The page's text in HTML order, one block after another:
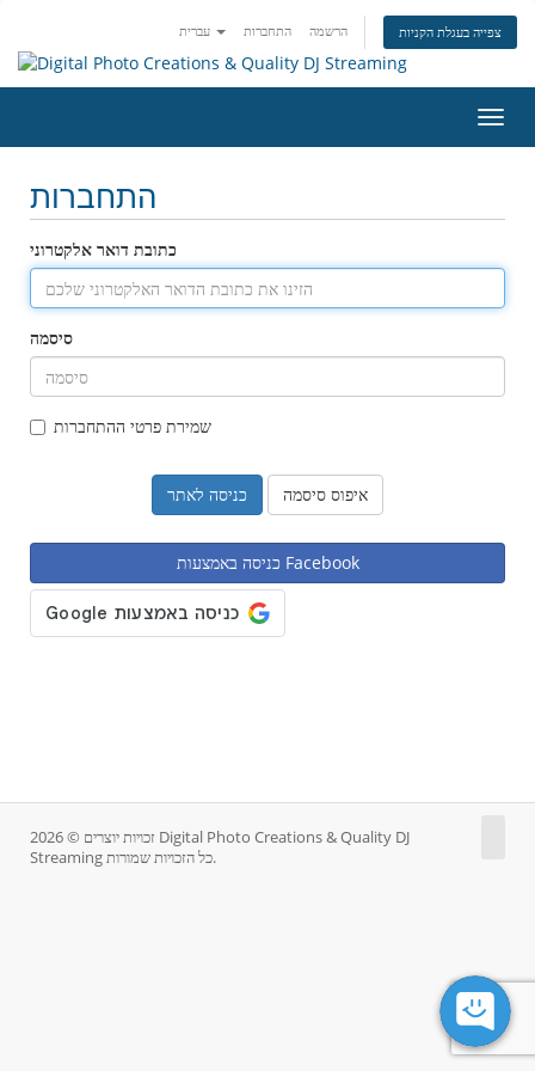
התחברות הרשמה צפייה בעגלת הקניות
ניווט
התחברות
כתובת דואר אלקטרוני
סיסמה
שמירת פרטי ההתחברות
איפוס סיסמה
כניסה באמצעות Facebook
זכויות יוצרים © 2026 Digital Photo Creations & Quality DJ
Streaming כל הזכויות שמורות.